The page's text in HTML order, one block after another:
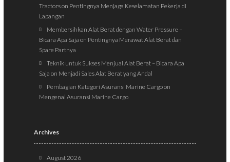
Tractorson Pentingnya Menjaga Keselamatan Pekerja di
Lapangan
Membersihkan Alat Berat dengan Water Pressure –
Bicara Apa Saja on Pentingnya Merawat Alat Berat dan
Spare Partnya
Teknik untuk Sukses Menjual Alat Berat – Bicara Apa
Saja on Menjadi Sales Alat Berat yang Andal
Pembagian Kategori Asuransi Marine Cargoon
Mengenal Asuransi Marine Cargo
Archives
August 2026